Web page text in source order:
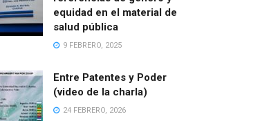
equidad en el material de
salud pública
9 FEBRERO, 2025
Entre Patentes y Poder
(video de la charla)
24 FEBRERO, 2026